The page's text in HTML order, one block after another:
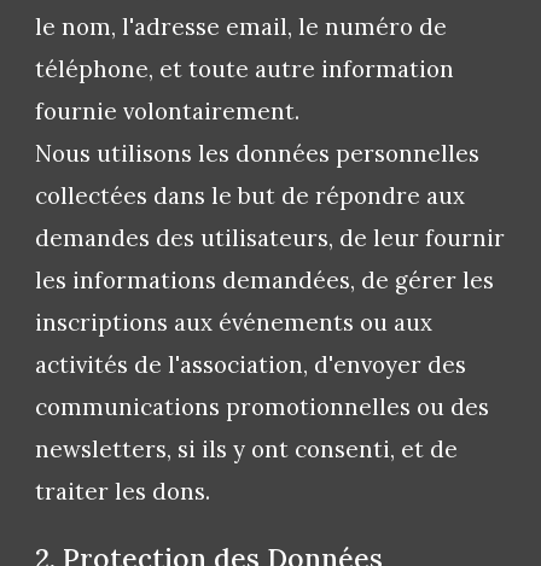
le nom, l'adresse email, le numéro de
téléphone, et toute autre information
fournie volontairement.
Nous utilisons les données personnelles
collectées dans le but de répondre aux
demandes des utilisateurs, de leur fournir
les informations demandées, de gérer les
inscriptions aux événements ou aux
activités de l'association, d'envoyer des
communications promotionnelles ou des
newsletters, si ils y ont consenti, et de
traiter les dons.
2. Protection des Données